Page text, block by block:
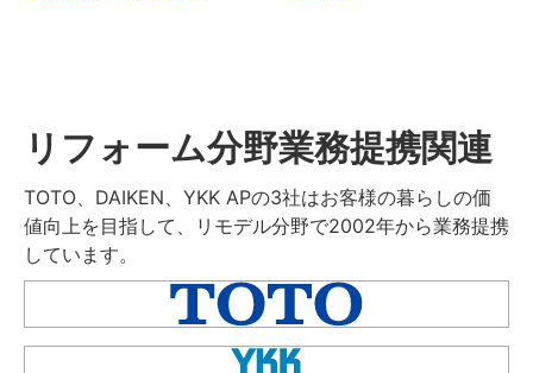
リフォーム分野業務提携関連
TOTO、DAIKEN、YKK APの3社はお客様の暮らしの価
値向上を目指して、リモデル分野で2002年から業務提携
しています。